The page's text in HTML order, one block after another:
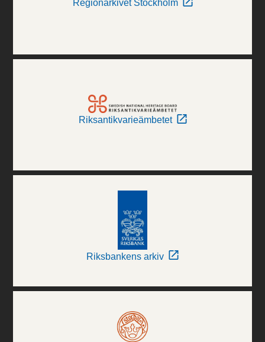
Regionarkivet Stockholm
Riksantikvarieämbetet
Riksbankens arkiv